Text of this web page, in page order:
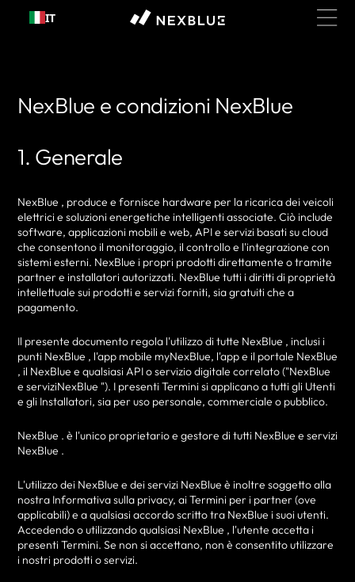
Passa al
contenuto
IT
NexBlue e condizioni NexBlue
1. Generale
NexBlue , produce e fornisce hardware per la ricarica dei veicoli
elettrici e soluzioni energetiche intelligenti associate. Ciò include
software, applicazioni mobili e web, API e servizi basati su cloud
che consentono il monitoraggio, il controllo e l'integrazione con
sistemi esterni. NexBlue i propri prodotti direttamente o tramite
partner e installatori autorizzati. NexBlue tutti i diritti di proprietà
intellettuale sui prodotti e servizi forniti, sia gratuiti che a
pagamento.
Il presente documento regola l'utilizzo di tutte NexBlue , inclusi i
punti NexBlue , l'app mobile myNexBlue, l'app e il portale NexBlue
, il NexBlue e qualsiasi API o servizio digitale correlato ("NexBlue
e serviziNexBlue "). I presenti Termini si applicano a tutti gli Utenti
e gli Installatori, sia per uso personale, commerciale o pubblico.
NexBlue . è l'unico proprietario e gestore di tutti NexBlue e servizi
NexBlue .
L'utilizzo dei NexBlue e dei servizi NexBlue è inoltre soggetto alla
nostra Informativa sulla privacy, ai Termini per i partner (ove
applicabili) e a qualsiasi accordo scritto tra NexBlue i suoi utenti.
Accedendo o utilizzando qualsiasi NexBlue , l'utente accetta i
presenti Termini. Se non si accettano, non è consentito utilizzare
i nostri prodotti o servizi.